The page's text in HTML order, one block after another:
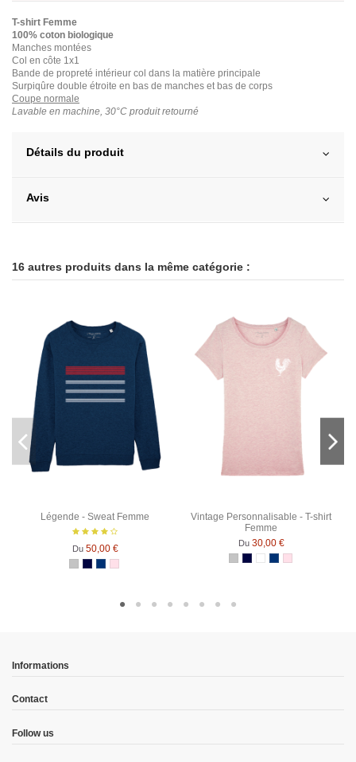
T-shirt Femme
100% coton biologique
Manches montées
Col en côte 1x1
Bande de propreté intérieur col dans la matière principale
Surpiqûre double étroite en bas de manches et bas de corps
Coupe normale
Lavable en machine, 30°C produit retourné
Détails du produit
Avis
16 autres produits dans la même catégorie :
Légende - Sweat Femme
Du 50,00 €
Gris Chiné
Bleu Marine
Bleu Marine Chiné
Rose Chiné
Vintage Personnalisable - T-shirt
Femme
Du 30,00 €
Gris Chiné
Bleu Marine
BlancBleu Marine Chiné
Rose Chiné
Informations
Contact
Follow us